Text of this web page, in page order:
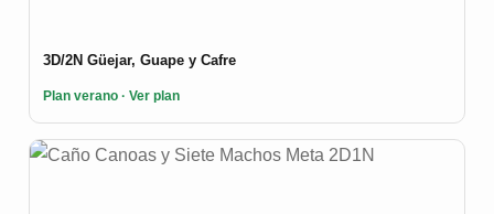
3D/2N Güejar, Guape y Cafre
Plan verano · Ver plan